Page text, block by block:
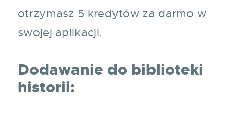
otrzymasz 5 kredytów za darmo w
swojej aplikacji.
Dodawanie do biblioteki
historii: